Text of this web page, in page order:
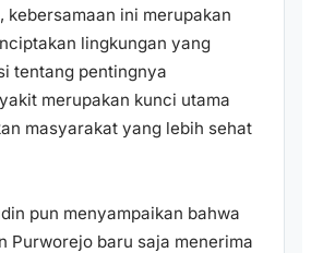
kebersamaan ini merupakan
lingkungan yang
tentang pentingnya
merupakan kunci utama
masyarakat yang lebih sehat
pun menyampaikan bahwa
Purworejo baru saja menerima